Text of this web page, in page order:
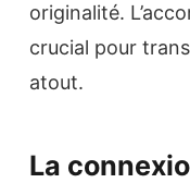
originalité.
crucial pour
atout.
La